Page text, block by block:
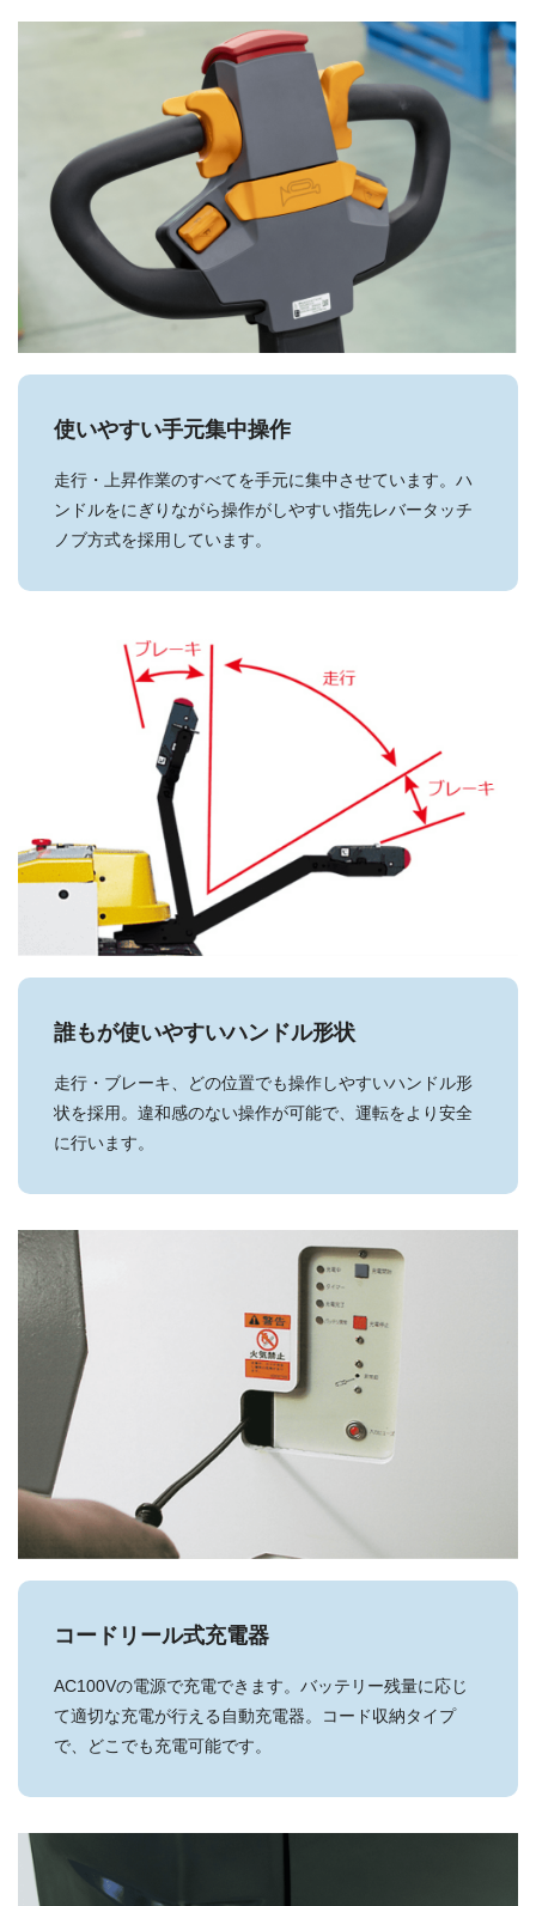
使いやすい手元集中操作
走行・上昇作業のすべてを手元に集中させています。ハ
ンドルをにぎりながら操作がしやすい指先レバータッチ
ノブ方式を採用しています。
誰もが使いやすいハンドル形状
走行・ブレーキ、どの位置でも操作しやすいハンドル形
状を採用。違和感のない操作が可能で、運転をより安全
に行います。
コードリール式充電器
AC100Vの電源で充電できます。バッテリー残量に応じ
て適切な充電が行える自動充電器。コード収納タイプ
で、どこでも充電可能です。